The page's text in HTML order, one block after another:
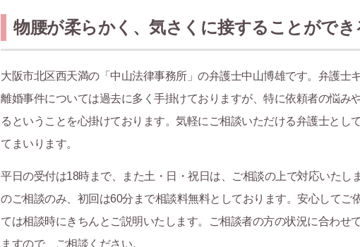
物腰が柔らかく、気さくに接することができ
大阪市北区西天満の「中山法律事務所」の弁護士中山博雄です。弁護士
離婚事件については過去に多く手掛けておりますが、特に依頼者の悩み
るということを心掛けております。気軽にご相談いただける弁護士とし
てまいります。
平日の受付は18時まで、また土・日・祝日は、ご相談の上で対応いたし
のご相談のみ、初回は60分まで相談料無料としております。安心してご
ては相談時にきちんとご説明いたします。ご相談者の方の状況に合わせ
ますので、ご相談ください。